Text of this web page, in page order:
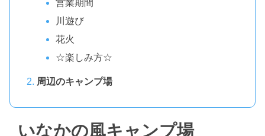
営業期間
川遊び
花火
☆楽しみ方☆
周辺のキャンプ場
いなかの風キャンプ場